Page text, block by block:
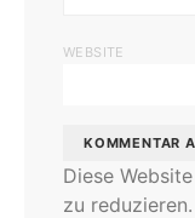
WEBSITE
Diese
zu reduzieren.